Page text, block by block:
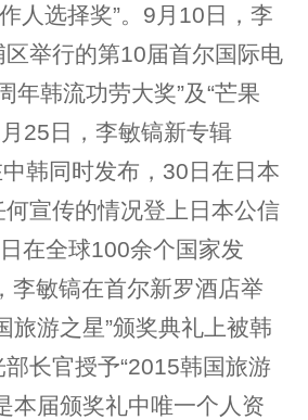
人选择奖”。9月10日，李
举行的第10届首尔国际电
年韩流功劳大奖”及“芒果
25日，李敏镐新专辑
中韩同时发布，30日在日本
宣传的情况登上日本公信
在全球100余个国家发
李敏镐在首尔新罗酒店举
旅游之星”颁奖典礼上被韩
长官授予“2015韩国旅游
本届颁奖礼中唯一个人资